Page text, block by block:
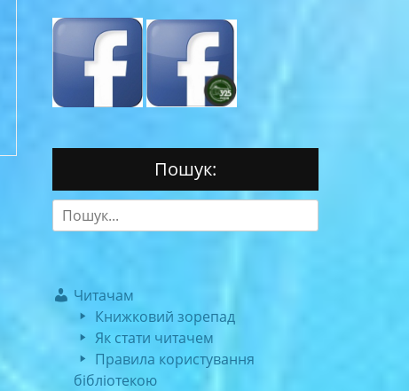
Пошук:
Search
for:
Читачам
Книжковий зорепад
Як стати читачем
Правила користування
бібліотекою